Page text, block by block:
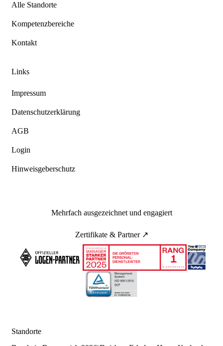
Alle Standorte
Kompetenzbereiche
Kontakt
Links
Impressum
Datenschutzerklärung
AGB
Login
Hinweisgeberschutz
Mehrfach ausgezeichnet und engagiert
Zertifikate & Partner ↗
Standorte